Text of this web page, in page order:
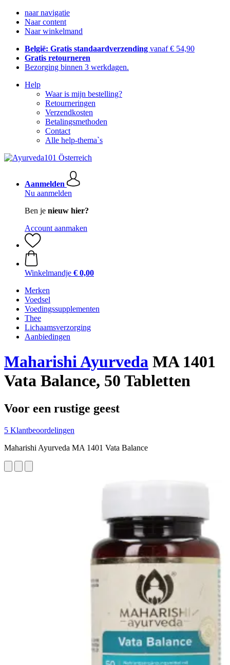
naar navigatie
Naar content
Naar winkelmand
België: Gratis standaardverzending vanaf € 54,90
Gratis retourneren
Bezorging binnen 3 werkdagen.
Help
Waar is mijn bestelling?
Retourneringen
Verzendkosten
Betalingsmethoden
Contact
Alle help-thema`s
Aanmelden
Nu aanmelden
Ben je nieuw hier?
Account aanmaken
Winkelmandje € 0,00
Merken
Voedsel
Voedingssupplementen
Thee
Lichaamsverzorging
Aanbiedingen
Maharishi Ayurveda MA 1401
Vata Balance, 50 Tabletten
Voor een rustige geest
5 Klantbeoordelingen
Maharishi Ayurveda MA 1401 Vata Balance